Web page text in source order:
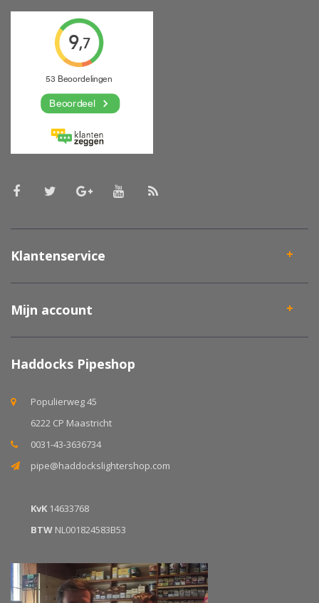
Klantenservice
Mijn account
Haddocks Pipeshop
Populierweg 45
6222 CP Maastricht
0031-43-3636734
pipe@haddockslightershop.com
KvK 14633768
BTW NL001824583B53